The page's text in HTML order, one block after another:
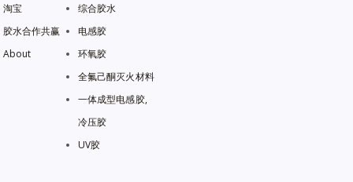
淘宝
胶水合作共赢
About
综合胶水
电感胶
环氧胶
全氟己酮灭火材料
一体成型电感胶,
冷压胶
UV胶